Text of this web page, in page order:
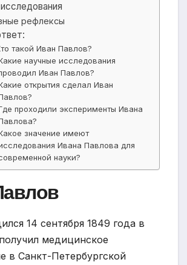
рефлексы
такой Иван Павлов?
научные исследования
Иван Павлов?
открытия сделал Иван
проходили эксперименты Ивана
значение имеют
Ивана Павлова для
науки?
14 сентября 1849 года в
медицинское
в Санкт-Петербургской